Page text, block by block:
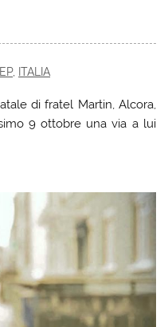
, ITALIA
di fratel Martin, Alcora,
9 ottobre una via a lui